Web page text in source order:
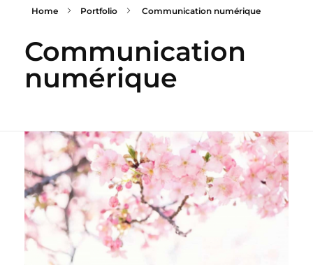
Home Portfolio Communication numérique
Communication
numérique